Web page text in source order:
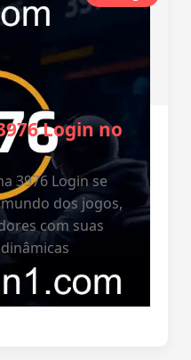
Login no
3976 Login se
dos jogos,
com suas